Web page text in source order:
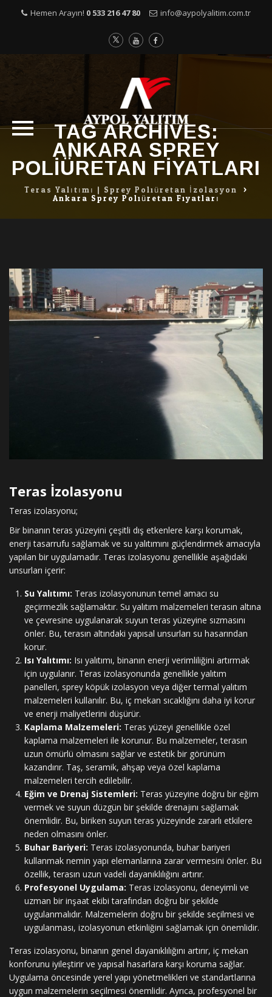
Hemen Arayın! 0 533 216 47 80 info@aypolyalitim.com.tr
Skip
content
TAG ARCHIVES:
ANKARA SPREY
POLIÜRETAN FIYATLARI
Teras Yalıtımı | Sprey Poliüretan İzolasyon >
Ankara Sprey Poliüretan Fiyatları
Teras İzolasyonu
Teras izolasyonu;
Bir binanın teras yüzeyini çeşitli dış etkenlere karşı korumak,
enerji tasarrufu sağlamak ve su yalıtımını güçlendirmek amacıyla
yapılan bir uygulamadır. Teras izolasyonu genellikle aşağıdaki
unsurları içerir:
Su Yalıtımı: Teras izolasyonunun temel amacı su
geçirmezlik sağlamaktır. Su yalıtım malzemeleri terasın altına
ve çevresine uygulanarak suyun teras yüzeyine sızmasını
önler. Bu, terasın altındaki yapısal unsurları su hasarından
korur.
Isı Yalıtımı: Isı yalıtımı, binanın enerji verimliliğini artırmak
için uygulanır. Teras izolasyonunda genellikle yalıtım
panelleri, sprey köpük izolasyon veya diğer termal yalıtım
malzemeleri kullanılır. Bu, iç mekan sıcaklığını daha iyi korur
ve enerji maliyetlerini düşürür.
Kaplama Malzemeleri: Teras yüzeyi genellikle özel
kaplama malzemeleri ile korunur. Bu malzemeler, terasın
uzun ömürlü olmasını sağlar ve estetik bir görünüm
kazandırır. Taş, seramik, ahşap veya özel kaplama
malzemeleri tercih edilebilir.
Eğim ve Drenaj Sistemleri: Teras yüzeyine doğru bir eğim
vermek ve suyun düzgün bir şekilde drenajını sağlamak
önemlidir. Bu, biriken suyun teras yüzeyinde zararlı etkilere
neden olmasını önler.
Buhar Bariyeri: Teras izolasyonunda, buhar bariyeri
kullanmak nemin yapı elemanlarına zarar vermesini önler. Bu
özellik, terasın uzun vadeli dayanıklılığını artırır.
Profesyonel Uygulama: Teras izolasyonu, deneyimli ve
uzman bir inşaat ekibi tarafından doğru bir şekilde
uygulanmalıdır. Malzemelerin doğru bir şekilde seçilmesi ve
uygulanması, izolasyonun etkinliğini sağlamak için önemlidir.
Teras izolasyonu, binanın genel dayanıklılığını artırır, iç mekan
konforunu iyileştirir ve yapısal hasarlara karşı koruma sağlar.
Uygulama öncesinde yerel yapı yönetmelikleri ve standartlarına
uygun malzemelerin seçilmesi önemlidir. Ayrıca, profesyonel bir